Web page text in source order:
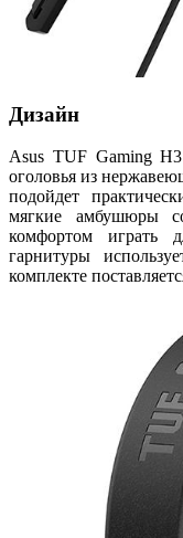
Дизайн
Asus TUF Gaming
оголовья из
подойдет
мягкие амбушюры
комфортом играть
гарнитуры
комплекте